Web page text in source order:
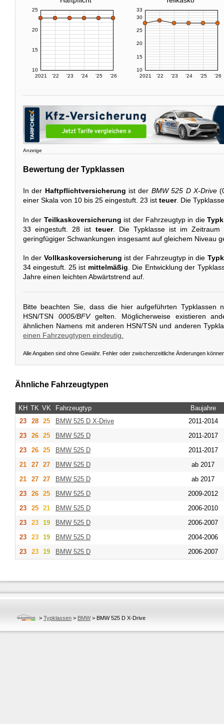
2021 '22 '23 '24 '25 '26
10
15
20
25
2021 '22 '23 '24 '25 '26
10
15
20
25
30
33
Anzeige
Bewertung der Typklassen
In der Haftpflichtversicherung ist der BMW 525 D X-Drive
einer Skala von 10 bis 25 eingestuft. 23 ist teuer. Die
In der Teilkaskoversicherung ist der Fahrzeugtyp in die
33 eingestuft. 28 ist teuer. Die Typklasse ist im
geringfügiger Schwankungen insgesamt auf gleichem Niveau
In der Vollkaskoversicherung ist der Fahrzeugtyp in die
34 eingestuft. 25 ist mittelmäßig. Die Entwicklung der
Jahre einen leichten Abwärtstrend auf.
Bitte beachten Sie, dass die hier aufgeführten Typklassen
HSN/TSN 0005/BFVgelten. Möglicherweise existieren
ähnlichen Namens mit anderen HSN/TSN und anderen
einen Fahrzeugtypen eindeutig.
Alle Angaben sind ohne Gewähr. Fehler oder zwischenzeitliche Änderungen
Ähnliche Fahrzeugtypen
KH TK VK Fahrzeugtyp
Baujahre
23
28 25 BMW 525 D X-Drive
2011-2014
23
26 25 BMW 525 D
2011-2017
23
26 25 BMW 525 D
2011-2017
21
27 27 BMW 525 D
ab 2017
21
27 27 BMW 525 D
ab 2017
23
26 25 BMW 525 D
2009-2012
23
25 21 BMW 525 D
2006-2010
23
23 19 BMW 525 D
2006-2007
23
23 19 BMW 525 D
2004-2006
23
23 19 BMW 525 D 2006-2007
> Typklassen > BMW> BMW 525 D X-Drive